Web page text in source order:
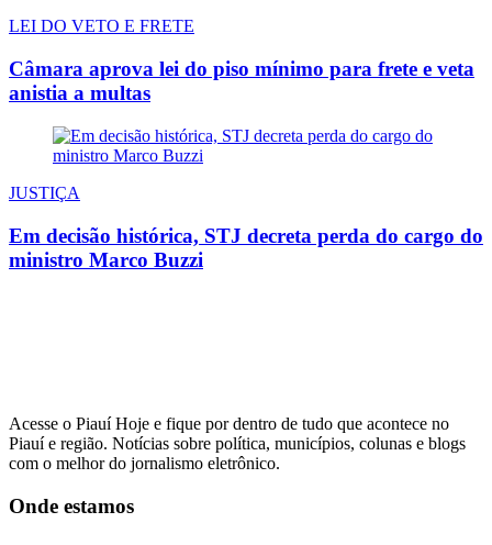
LEI DO VETO E FRETE
Câmara aprova lei do piso mínimo para frete e veta
anistia a multas
JUSTIÇA
Em decisão histórica, STJ decreta perda do cargo do
ministro Marco Buzzi
Acesse o Piauí Hoje e fique por dentro de tudo que acontece no
Piauí e região. Notícias sobre política, municípios, colunas e blogs
com o melhor do jornalismo eletrônico.
Onde estamos